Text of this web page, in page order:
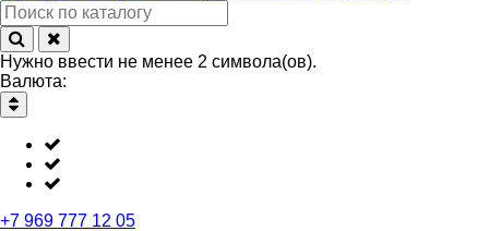
Нужно ввести не менее 2 символа(ов).
Валюта:
+7 969 777 12 05